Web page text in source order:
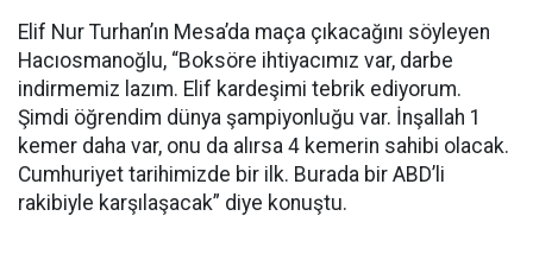
Elif Nur Turhan’ın Mesa’da maça çıkacağını söyleyen
Hacıosmanoğlu, “Boksöre ihtiyacımız var, darbe
indirmemiz lazım. Elif kardeşimi tebrik ediyorum.
Şimdi öğrendim dünya şampiyonluğu var. İnşallah 1
kemer daha var, onu da alırsa 4 kemerin sahibi olacak.
Cumhuriyet tarihimizde bir ilk. Burada bir ABD’li
rakibiyle karşılaşacak” diye konuştu.